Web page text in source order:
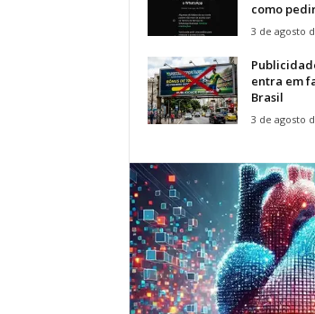
como
3 de agosto
entra em
Brasil
3 de agosto